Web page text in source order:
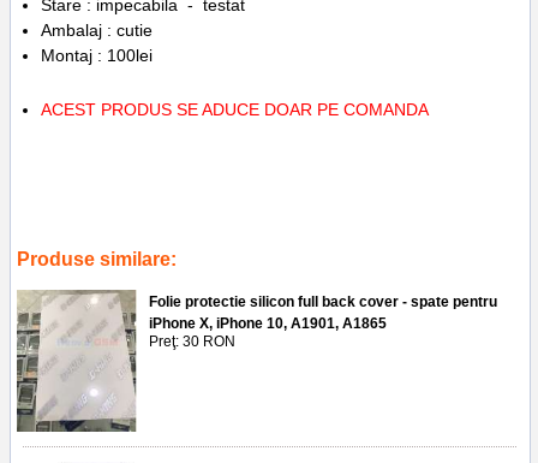
Stare : impecabila - testat
Ambalaj : cutie
Montaj : 100lei
ACEST PRODUS SE ADUCE DOAR PE COMANDA
Produse similare:
Folie protectie silicon full back cover - spate pentru
iPhone X, iPhone 10, A1901, A1865
Preţ: 30 RON